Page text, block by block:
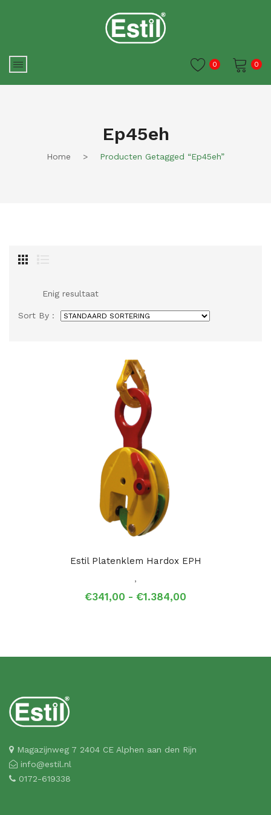
0
0
Ep45eh
Home > Producten Getagged “ep45eh”
Enig resultaat
Sort By :
Estil Platenklem Hardox EPH
,
€341,00 - €1.384,00
Magazijnweg 7 2404 CE Alphen aan den Rijn
info@estil.nl
0172-619338